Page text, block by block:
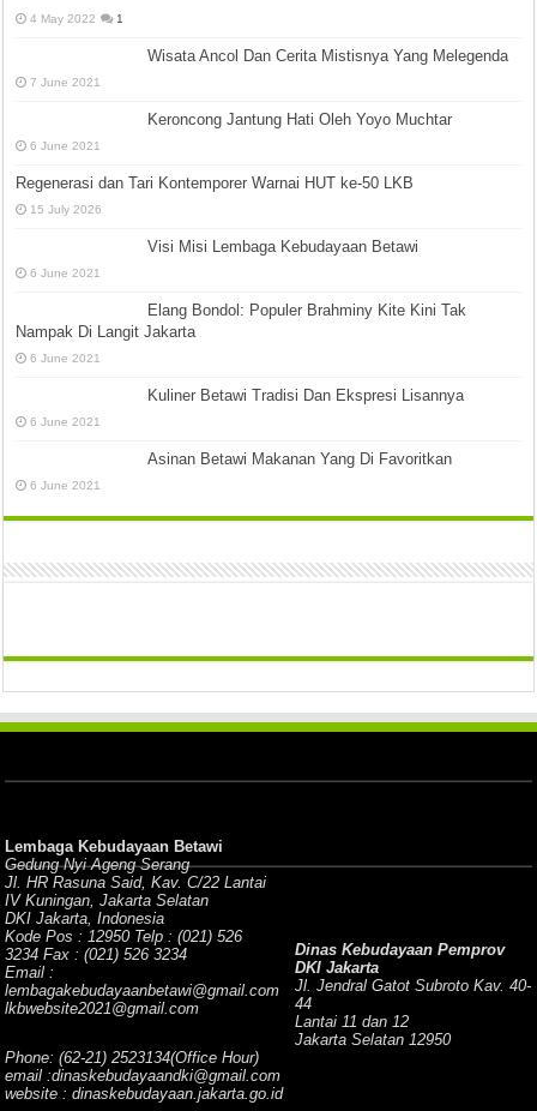
4 May 2022 1
Wisata Ancol Dan Cerita Mistisnya Yang Melegenda
7 June 2021
Keroncong Jantung Hati Oleh Yoyo Muchtar
6 June 2021
Regenerasi dan Tari Kontemporer Warnai HUT ke-50 LKB
15 July 2026
Visi Misi Lembaga Kebudayaan Betawi
6 June 2021
Elang Bondol: Populer Brahminy Kite Kini Tak
Nampak Di Langit Jakarta
6 June 2021
Kuliner Betawi Tradisi Dan Ekspresi Lisannya
6 June 2021
Asinan Betawi Makanan Yang Di Favoritkan
6 June 2021
Lembaga Kebudayaan Betawi
Gedung Nyi Ageng Serang
Jl. HR Rasuna Said, Kav. C/22 Lantai
IV Kuningan, Jakarta Selatan
DKI Jakarta, Indonesia
Kode Pos : 12950 Telp : (021) 526
3234 Fax : (021) 526 3234
Email :
lembagakebudayaanbetawi@gmail.com
lkbwebsite2021@gmail.com
Dinas Kebudayaan Pemprov
DKI Jakarta
Jl. Jendral Gatot Subroto Kav. 40-
44
Lantai 11 dan 12
Jakarta Selatan 12950
Phone: (62-21) 2523134(Office Hour)
email :dinaskebudayaandki@gmail.com
website : dinaskebudayaan.jakarta.go.id